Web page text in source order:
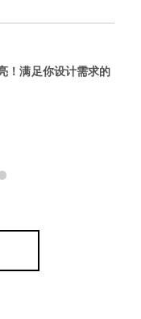
！满足你设计需求的